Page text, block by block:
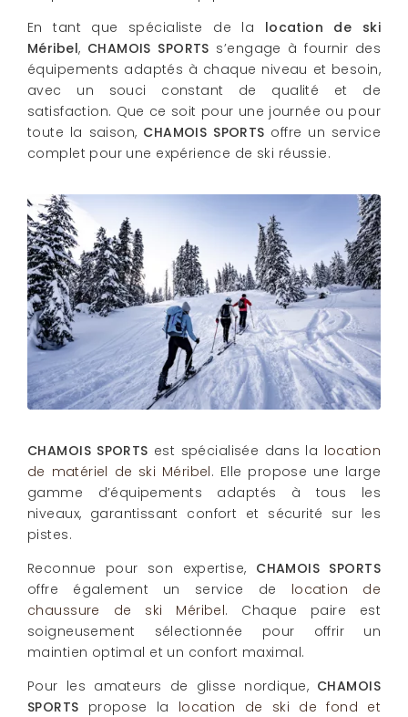
En tant que spécialiste de la location de ski
Méribel, CHAMOIS SPORTS s’engage à fournir des
équipements adaptés à chaque niveau et besoin,
avec un souci constant de qualité et de
satisfaction. Que ce soit pour une journée ou pour
toute la saison, CHAMOIS SPORTS offre un service
complet pour une expérience de ski réussie.
CHAMOIS SPORTS est spécialisée dans la location
de matériel de ski Méribel. Elle propose une large
gamme d’équipements adaptés à tous les
niveaux, garantissant confort et sécurité sur les
pistes.
Reconnue pour son expertise, CHAMOIS SPORTS
offre également un service de location de
chaussure de ski Méribel. Chaque paire est
soigneusement sélectionnée pour offrir un
maintien optimal et un confort maximal.
Pour les amateurs de glisse nordique, CHAMOIS
SPORTS propose la location de ski de fond et